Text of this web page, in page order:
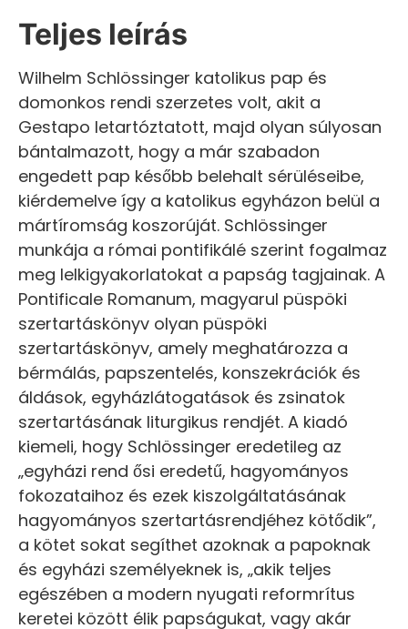
Teljes leírás
Wilhelm Schlössinger katolikus pap és
domonkos rendi szerzetes volt, akit a
Gestapo letartóztatott, majd olyan súlyosan
bántalmazott, hogy a már szabadon
engedett pap később belehalt sérüléseibe,
kiérdemelve így a katolikus egyházon belül a
mártíromság koszorúját. Schlössinger
munkája a római pontifikálé szerint fogalmaz
meg lelkigyakorlatokat a papság tagjainak. A
Pontificale Romanum, magyarul püspöki
szertartáskönyv olyan püspöki
szertartáskönyv, amely meghatározza a
bérmálás, papszentelés, konszekrációk és
áldások, egyházlátogatások és zsinatok
szertartásának liturgikus rendjét. A kiadó
kiemeli, hogy Schlössinger eredetileg az
„egyházi rend ősi eredetű, hagyományos
fokozataihoz és ezek kiszolgáltatásának
hagyományos szertartásrendjéhez kötődik”,
a kötet sokat segíthet azoknak a papoknak
és egyházi személyeknek is, „akik teljes
egészében a modern nyugati reformrítus
keretei között élik papságukat, vagy akár